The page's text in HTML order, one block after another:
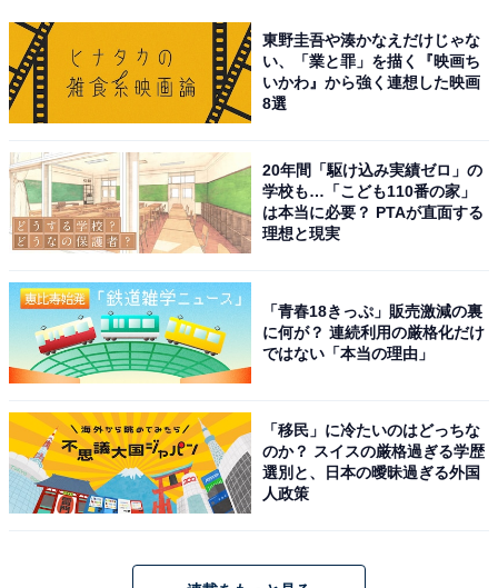
東野圭吾や湊かなえだけじゃな
い、「業と罪」を描く『映画ち
いかわ』から強く連想した映画
8選
20年間「駆け込み実績ゼロ」の
学校も…「こども110番の家」
は本当に必要？ PTAが直面する
理想と現実
「青春18きっぷ」販売激減の裏
に何が？ 連続利用の厳格化だけ
ではない「本当の理由」
「移民」に冷たいのはどっちな
のか？ スイスの厳格過ぎる学歴
選別と、日本の曖昧過ぎる外国
人政策